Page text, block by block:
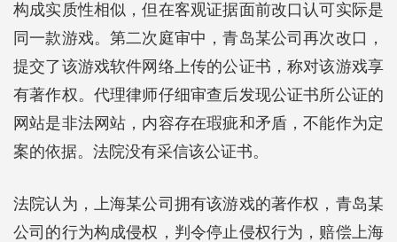
构成实质性相似，但在客观证据面前改口认可实际是
同一款游戏。第二次庭审中，青岛某公司再次改口，
提交了该游戏软件网络上传的公证书，称对该游戏享
有著作权。代理律师仔细审查后发现公证书所公证的
网站是非法网站，内容存在瑕疵和矛盾，不能作为定
案的依据。法院没有采信该公证书。
法院认为，上海某公司拥有该游戏的著作权，青岛某
公司的行为构成侵权，判令停止侵权行为，赔偿上海